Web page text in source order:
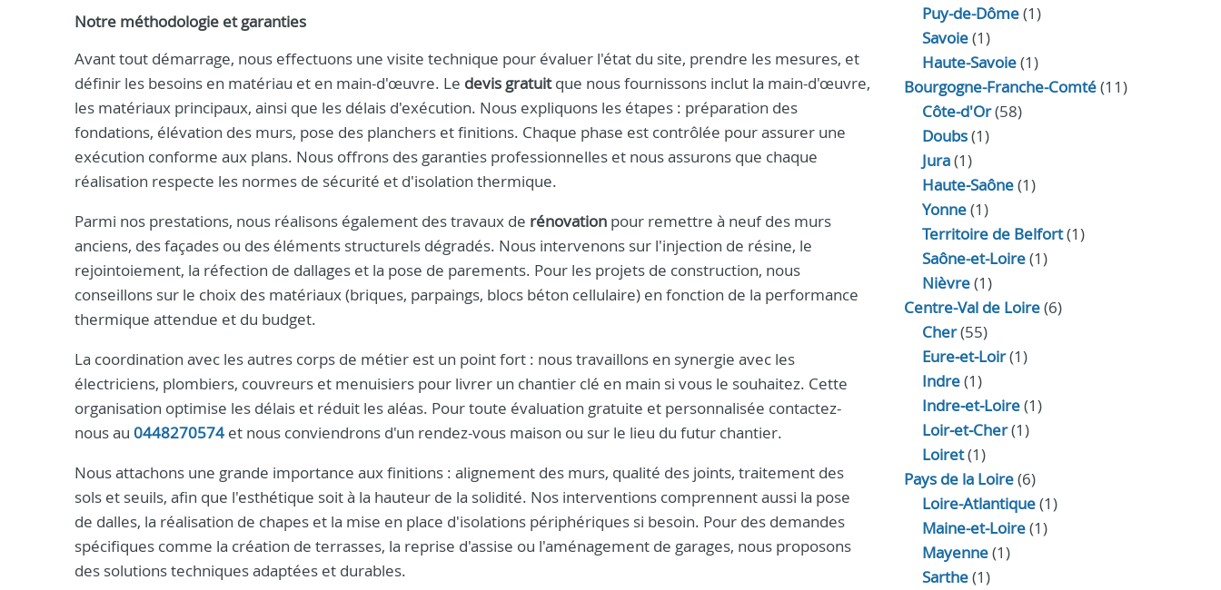
Notre méthodologie et garanties
Avant tout démarrage, nous effectuons une visite technique pour évaluer l'état du site, prendre les mesures, et
définir les besoins en matériau et en main-d'œuvre. Le devis gratuitque nous fournissons inclut la main-d'œuvre,
les matériaux principaux, ainsi que les délais d'exécution. Nous expliquons les étapes : préparation des
fondations, élévation des murs, pose des planchers et finitions. Chaque phase est contrôlée pour assurer une
exécution conforme aux plans. Nous offrons des garanties professionnelles et nous assurons que chaque
réalisation respecte les normes de sécurité et d'isolation thermique.
Parmi nos prestations, nous réalisons également des travaux de rénovation pour remettre à neuf des murs
anciens, des façades ou des éléments structurels dégradés. Nous intervenons sur l'injection de résine, le
rejointoiement, la réfection de dallages et la pose de parements. Pour les projets de construction, nous
conseillons sur le choix des matériaux (briques, parpaings, blocs béton cellulaire) en fonction de la performance
thermique attendue et du budget.
La coordination avec les autres corps de métier est un point fort : nous travaillons en synergie avec les
électriciens, plombiers, couvreurs et menuisiers pour livrer un chantier clé en main si vous le souhaitez. Cette
organisation optimise les délais et réduit les aléas. Pour toute évaluation gratuite et personnalisée contactez-
nous au 0448270574 et nous conviendrons d'un rendez-vous maison ou sur le lieu du futur chantier.
Nous attachons une grande importance aux finitions : alignement des murs, qualité des joints, traitement des
sols et seuils, afin que l'esthétique soit à la hauteur de la solidité. Nos interventions comprennent aussi la pose
de dalles, la réalisation de chapes et la mise en place d'isolations périphériques si besoin. Pour des demandes
spécifiques comme la création de terrasses, la reprise d'assise ou l'aménagement de garages, nous proposons
des solutions techniques adaptées et durables.
Puy-de-Dôme(1)
Savoie(1)
Haute-Savoie(1)
Bourgogne-Franche-Comté(11)
Côte-d'Or(58)
Doubs(1)
Jura(1)
Haute‑Saône(1)
Yonne(1)
Territoire de Belfort(1)
Saône-et-Loire(1)
Nièvre(1)
Centre-Val de Loire(6)
Cher(55)
Eure‑et‑Loir(1)
Indre(1)
Indre‑et‑Loire(1)
Loir‑et‑Cher(1)
Loiret(1)
Pays de la Loire(6)
Loire-Atlantique(1)
Maine-et-Loire(1)
Mayenne(1)
Sarthe(1)